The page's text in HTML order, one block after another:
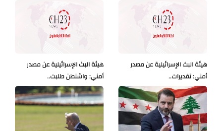
هيئة البث الإسرائيلية عن مصدر
أمني: واشنطن طلبت..
هيئة البث الإسرائيلية عن مصدر
أمني: تقديرات..